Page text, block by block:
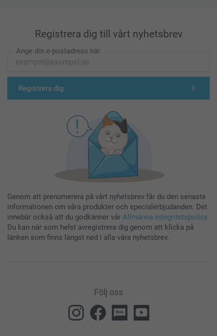
Registrera dig till vårt nyhetsbrev
Ange din e-postadress här
Registrera dig
Genom att prenumerera på vårt nyhetsbrev får du den senaste
informationen om våra produkter och specialerbjudanden. Det
innebär också att du godkänner vår Allmänna integritetspolicy.
Du kan när som helst avregistrera dig genom att klicka på
länken som finns längst ned i alla våra nyhetsbrev.
Följ oss